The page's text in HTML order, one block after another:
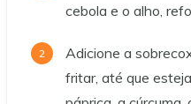
cebola e o alho,
Adicione a
fritar, até que